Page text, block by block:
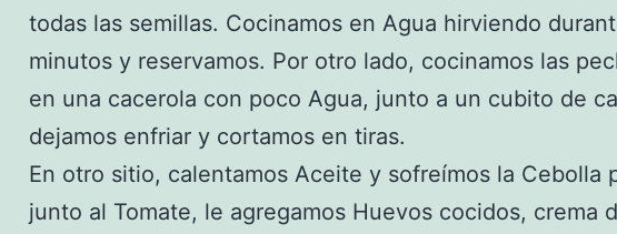
todas las semillas. Cocinamos en Agua hirviendo
minutos y reservamos. Por otro lado, cocinamos las
en una cacerola con poco Agua, junto a un cubito de
dejamos enfriar y cortamos en tiras.
En otro sitio, calentamos Aceite y sofreímos la Cebolla
junto al Tomate, le agregamos Huevos cocidos, crema